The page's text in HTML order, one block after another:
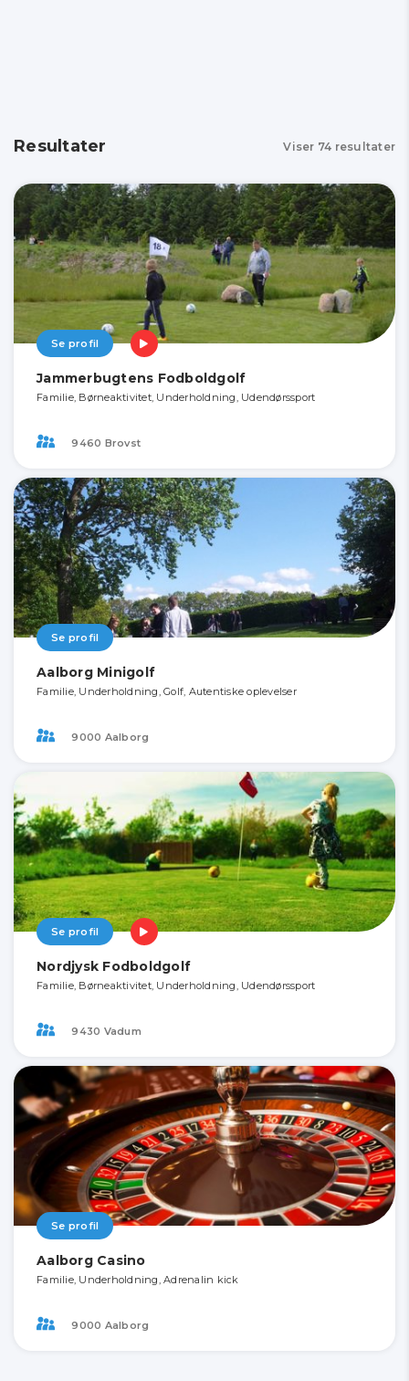
Resultater Viser 74 resultater
Se profil
Jammerbugtens Fodboldgolf
Familie, Børneaktivitet, Underholdning, Udendørssport
9460 Brovst
Se profil
Aalborg Minigolf
Familie, Underholdning, Golf, Autentiske oplevelser
9000 Aalborg
Se profil
Nordjysk Fodboldgolf
Familie, Børneaktivitet, Underholdning, Udendørssport
9430 Vadum
Se profil
Aalborg Casino
Familie, Underholdning, Adrenalin kick
9000 Aalborg